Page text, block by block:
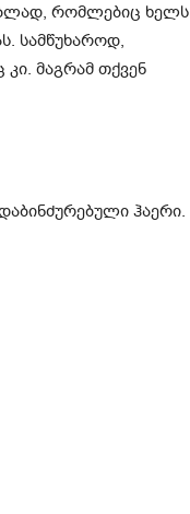
რომლებიც ხელს
სამწუხაროდ,
კი. მაგრამ თქვენ
ჰაერი.